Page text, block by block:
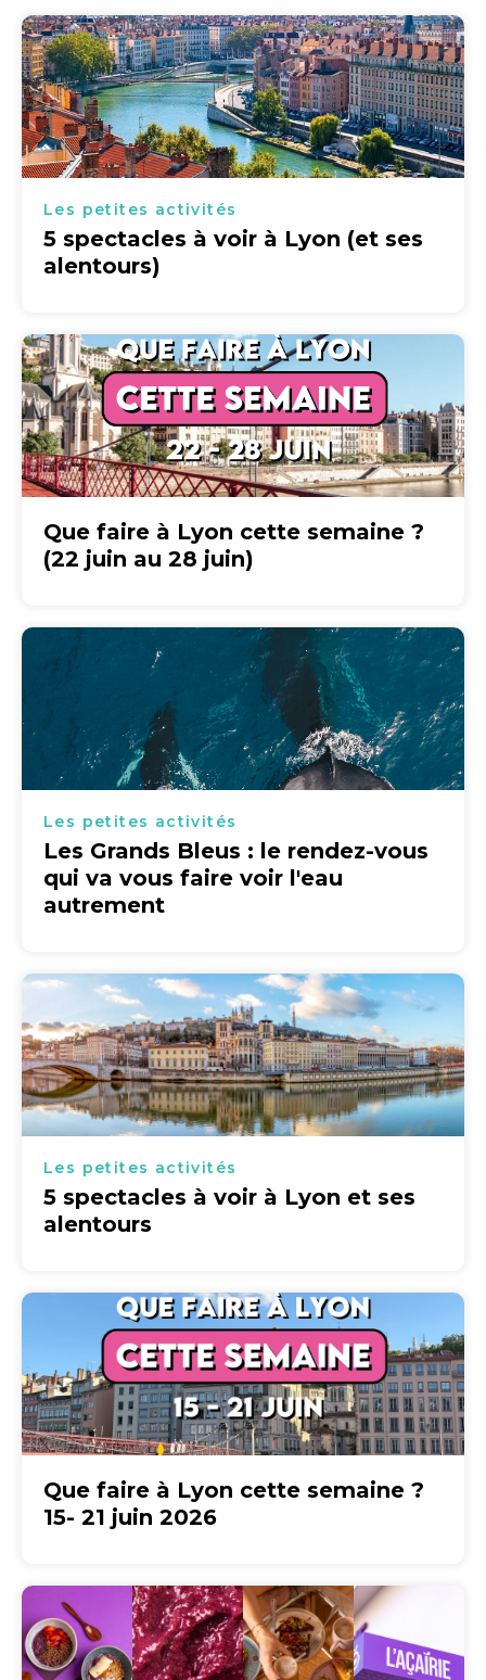
Les petites activités
5 spectacles à voir à Lyon (et ses
alentours)
Que faire à Lyon cette semaine ?
(22 juin au 28 juin)
Les petites activités
Les Grands Bleus : le rendez-vous
qui va vous faire voir l'eau
autrement
Les petites activités
5 spectacles à voir à Lyon et ses
alentours
Que faire à Lyon cette semaine ?
15- 21 juin 2026